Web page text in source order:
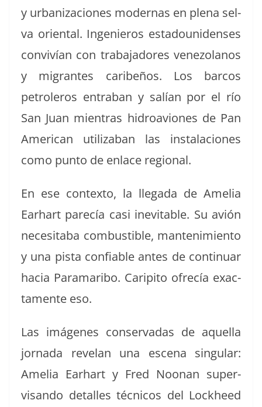
y urban­iza­ciones mod­er­nas en ple­na sel­
va ori­en­tal. Inge­nieros esta­dounidens­es
con­vivían con tra­ba­jadores vene­zolanos
y migrantes caribeños. Los bar­cos
petroleros entra­ban y salían por el río
San Juan mien­tras hidroaviones de Pan
Amer­i­can uti­liz­a­ban las insta­la­ciones
como pun­to de enlace regional.
En ese con­tex­to, la lle­ga­da de Amelia
Earhart parecía casi inevitable. Su avión
nece­sita­ba com­bustible, man­ten­imien­to
y una pista con­fi­able antes de con­tin­uar
hacia Para­mari­bo. Carip­i­to ofrecía exac­
ta­mente eso.
Las imá­genes con­ser­vadas de aque­l­la
jor­na­da rev­e­lan una esce­na sin­gu­lar:
Amelia Earhart y Fred Noo­nan super­
visan­do detalles téc­ni­cos del Lock­heed